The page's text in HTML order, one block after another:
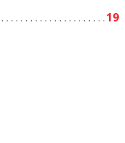
19